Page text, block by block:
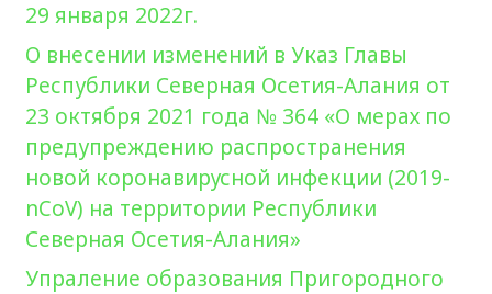
29 января 2022г.
О внесении изменений в Указ Главы
Республики Северная Осетия-Алания от
23 октября 2021 года № 364 «О мерах по
предупреждению распространения
новой коронавирусной инфекции (2019-
nCoV) на территории Республики
Северная Осетия-Алания»
Упраление образования Пригородного